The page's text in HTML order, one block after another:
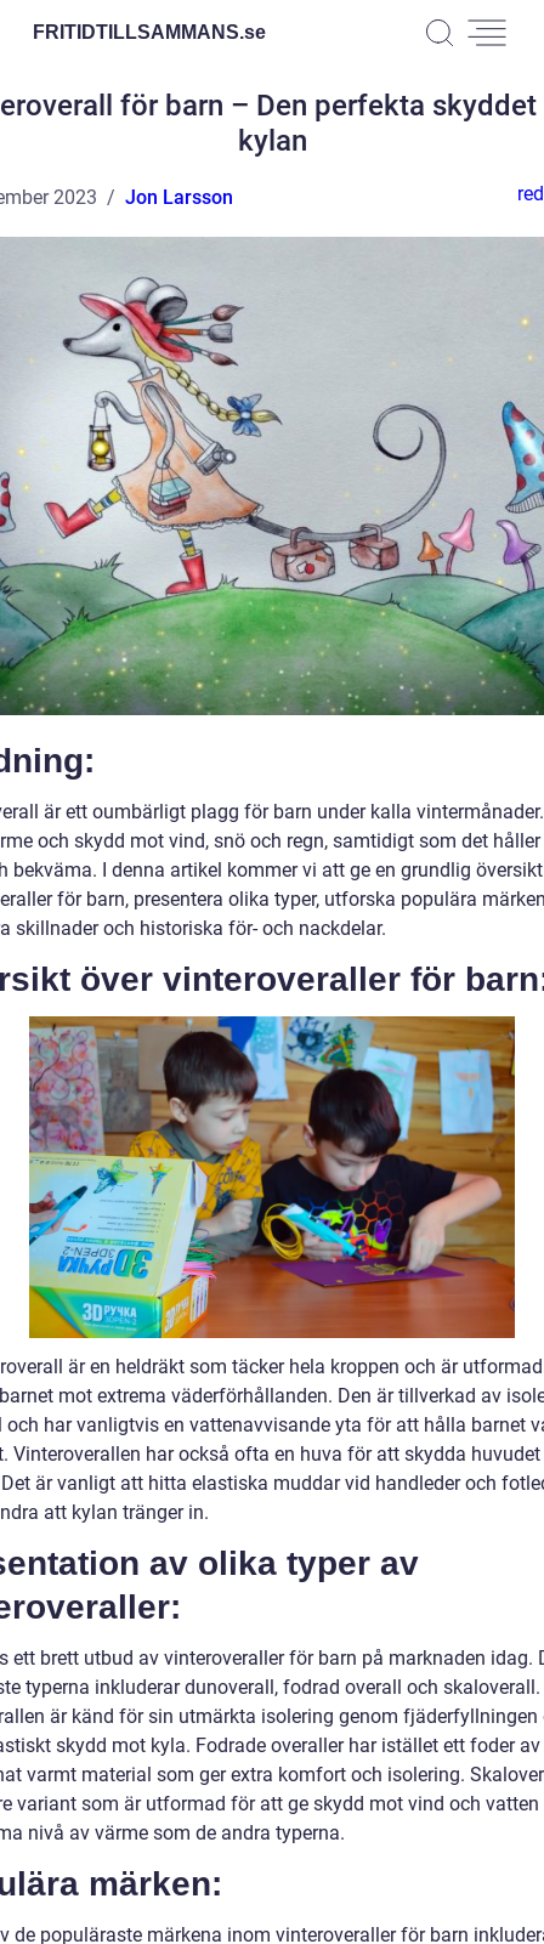
FRITIDTILLSAMMANS.se
för barn – Den perfekta
kylan
2023 Jon Larsson
är ett oumbärligt plagg för barn under kalla
och skydd mot vind, snö och regn, samtidigt som det
bekväma. I denna artikel kommer vi att ge en grundlig
för barn, presentera olika typer, utforska populära
skillnader och historiska för- och nackdelar.
över vinteroveraller för
är en heldräkt som täcker hela kroppen och är
mot extrema väderförhållanden. Den är tillverkad av
och har vanligtvis en vattenavvisande yta för att hålla barnet
Vinteroverallen har också ofta en huva för att skydda
är vanligt att hitta elastiska muddar vid handleder och
att kylan tränger in.
av olika typer av
ett brett utbud av vinteroveraller för barn på marknaden idag.
typerna inkluderar dunoverall, fodrad overall och skaloverall.
är känd för sin utmärkta isolering genom fjäderfyllningen
skydd mot kyla. Fodrade overaller har istället ett foder av
varmt material som ger extra komfort och isolering.
variant som är utformad för att ge skydd mot vind och
nivå av värme som de andra typerna.
märken:
de populäraste märkena inom vinteroveraller för barn